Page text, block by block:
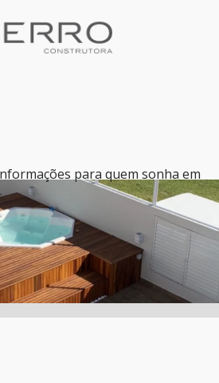
para quem sonha em